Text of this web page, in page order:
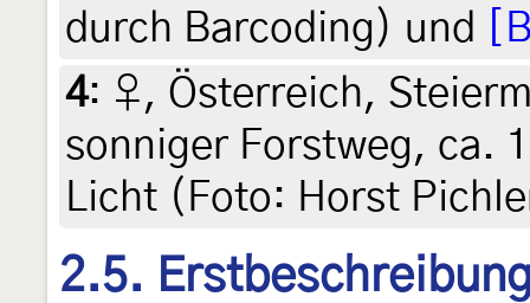
durch Barcoding) und
4: ♀, Österreich,
sonniger Forstweg, ca.
Licht (Foto: Horst
2.5.